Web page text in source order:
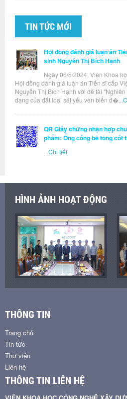
TIN TỨC MỚI
Hội đồng đánh giá luận án
sinh Nguyễn Thị Bích Hạnh
Ngày 06/5/2024, Viện Khoa
Hội đồng đánh giá luận án Tiến sĩ cấp
Nguyễn Thị Bích Hạnh với đề tài
dạng của đất loại sét yếu ven biển đ�...
QR Giấy chứng nhận hợp
phẩm: Ống cống bê tông cốt
Chi tiết
HÌNH ẢNH HOẠT ĐỘNG
THÔNG TIN
Trang chủ
Tin tức
Thư viện
Liên hệ
THÔNG TIN LIÊN HỆ